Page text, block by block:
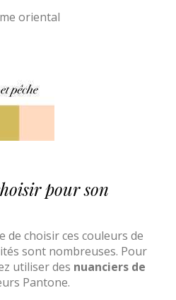
oriental
pour son
de choisir ces couleurs de
sont nombreuses. Pour
utiliser des nuanciers de
Pantone.